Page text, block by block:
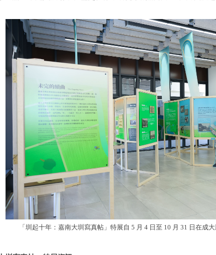
「圳起十年：嘉南大圳寫真帖」特展自 5 月 4 日至 10 月 31 日在成